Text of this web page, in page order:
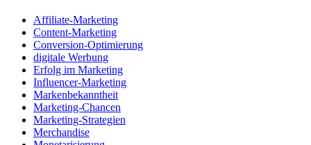
Affiliate-Marketing
Content-Marketing
Conversion-Optimierung
digitale Werbung
Erfolg im Marketing
Influencer-Marketing
Markenbekanntheit
Marketing-Chancen
Marketing-Strategien
Merchandise